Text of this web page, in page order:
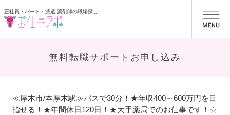
正社員・パート・派遣 薬剤師の職場探し
無料転職サポートお申し込み
≪厚木市/本厚木駅≫バスで30分！★年収400～600万円を目
指せる！★年間休日120日！★大手薬局でのお仕事です！☆